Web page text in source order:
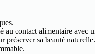
contact alimentaire avec
préserver sa beauté naturelle.